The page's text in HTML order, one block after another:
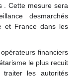
. Cette mesure sera
desmarchés
et France dans les
financiers
le plus recuit
les autorités